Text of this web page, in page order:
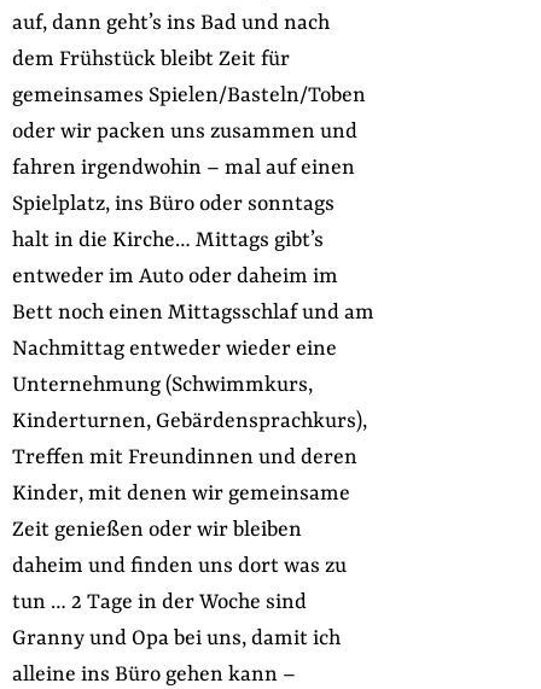
auf, dann geht’s ins Bad und nach
dem Frühstück bleibt Zeit für
gemeinsames Spielen/Basteln/Toben
oder wir packen uns zusammen und
fahren irgendwohin – mal auf einen
Spielplatz, ins Büro oder sonntags
halt in die Kirche… Mittags gibt’s
entweder im Auto oder daheim im
Bett noch einen Mittagsschlaf und am
Nachmittag entweder wieder eine
Unternehmung (Schwimmkurs,
Kinderturnen, Gebärdensprachkurs),
Treffen mit Freundinnen und deren
Kinder, mit denen wir gemeinsame
Zeit genießen oder wir bleiben
daheim und finden uns dort was zu
tun … 2 Tage in der Woche sind
Granny und Opa bei uns, damit ich
alleine ins Büro gehen kann –